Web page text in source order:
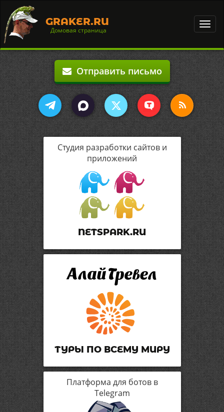
GRAKER.RU
Домовая страница
Отправить письмо
Студия разработки сайтов и
приложений
NETSPARK.RU
ТУРЫ ПО ВСЕМУ МИРУ
Платформа для ботов в
Telegram